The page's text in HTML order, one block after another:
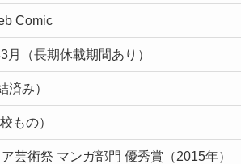
Comic
（長期休載期間あり）
済み）
もの）
芸術祭 マンガ部門 優秀賞（2015年）